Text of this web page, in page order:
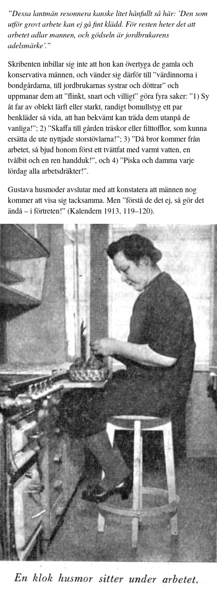
”Dessa lantmän resonnera kanske litet hånfullt så här: ’Den som
utför grovt arbete kan ej gå fint klädd. För resten heter det att
arbetet adlar mannen, och gödseln är jordbrukarens
adelsmärke’.”
Skribenten inbillar sig inte att hon kan övertyga de gamla och
konservativa männen, och vänder sig därför till ”värdinnorna i
bondgårdarna, till jordbrukarnas systrar och döttrar” och
uppmanar dem att ”flinkt, snart och villigt” göra fyra saker: ”1) Sy
åt far av oblekt lärft eller starkt, randigt bomullstyg ett par
benkläder så vida, att han bekvämt kan träda dem utanpå de
vanliga!”; 2) ”Skaffa till gården träskor eller filttofflor, som kunna
ersätta de ute nyttjade storstövlarna!”; 3) ”Då bror kommer från
arbetet, så bjud honom först ett tvättfat med varmt vatten, en
tvålbit och en ren handduk!”, och 4) ”Piska och damma varje
lördag alla arbetsdräkter!”.
Gustava husmoder avslutar med att konstatera att männen nog
kommer att visa sig tacksamma. Men ”förstå de det ej, så gör det
ändå – i förtreten!” (Kalendern 1913, 119–120).